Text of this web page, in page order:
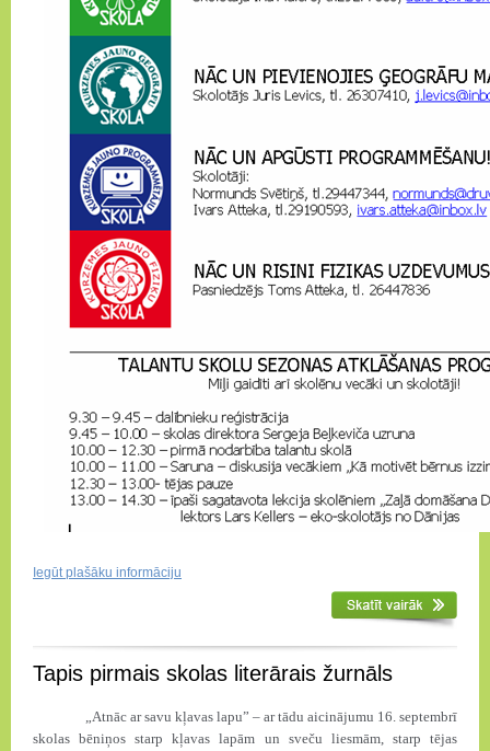
Iegūt plašāku informāciju
Tapis pirmais skolas literārais žurnāls
„Atnāc ar savu kļavas lapu” – ar tādu aicinājumu 16. septembrī
skolas bēniņos starp kļavas lapām un sveču liesmām, starp tējas